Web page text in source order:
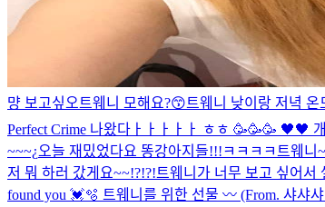
먕 보고싶오 트웨니 모해요?😙트웨니 낮이랑 저녁
Perfect Crime 나왔다ㅏㅏㅏㅏㅏ ㅎㅎ 🥳🥳🥳 🖤🖤
~~~¿ 오늘 재밌었다요 똥강아지들!!!ㅋㅋㅋㅋ 트웨니
저 뭐 하러 갔게요~~!?!?!트웨니가 너무 보고 싶어서
found you 💓🫧 트웨니를 위한 선물 〰️ (From. 샤샤